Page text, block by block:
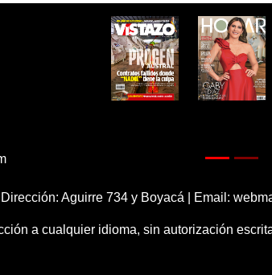
Aguirre 734 y Boyacá | Email:
a cualquier idioma, sin autorización